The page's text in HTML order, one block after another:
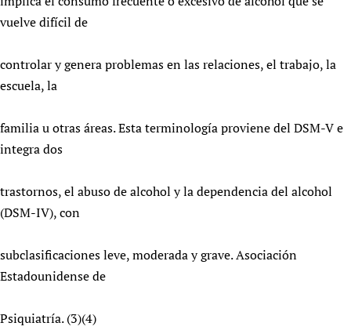
vuelve difícil de
controlar y genera problemas en las relaciones, el trabajo, la
escuela, la
familia u otras áreas. Esta terminología proviene del DSM-V e
integra dos
trastornos, el abuso de alcohol y la dependencia del alcohol
(DSM-IV), con
subclasificaciones leve, moderada y grave. Asociación
Estadounidense de
Psiquiatría. (3)(4)